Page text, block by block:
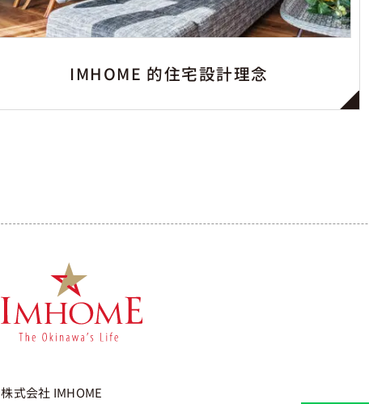
IMHOME 的住宅設計理念
株式会社 IMHOME